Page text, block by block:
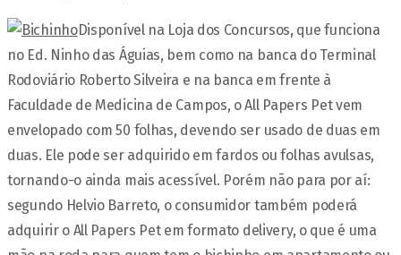
Disponível na Loja dos Concursos, que funciona
no Ed. Ninho das Águias, bem como na banca do Terminal
Rodoviário Roberto Silveira e na banca em frente à
Faculdade de Medicina de Campos, o All Papers Pet vem
envelopado com 50 folhas, devendo ser usado de duas em
duas. Ele pode ser adquirido em fardos ou folhas avulsas,
tornando-o ainda mais acessível. Porém não para por aí:
segundo Helvio Barreto, o consumidor também poderá
adquirir o All Papers Pet em formato delivery, o que é uma